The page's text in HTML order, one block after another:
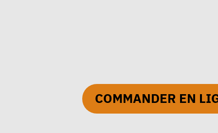
COMMANDER EN